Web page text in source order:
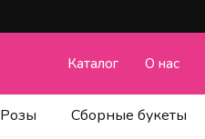
Каталог О нас
Розы Сборные букеты